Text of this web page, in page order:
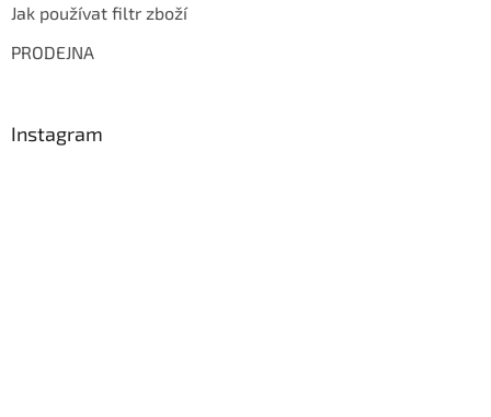
Jak používat filtr zboží
PRODEJNA
Instagram